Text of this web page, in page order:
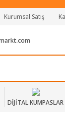
2 Taksit!
İade
Kurumsal Satış
DİJİTAL KUMPASLAR